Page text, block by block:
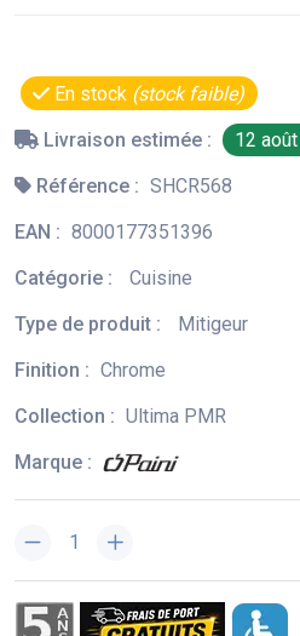
En stock (stock faible)
Livraison estimée :
12
Référence : SHCR568
EAN : 8000177351396
Catégorie :
Cuisine
Type de produit :
Mitigeur
Finition : Chrome
Collection : Ultima PMR
Marque :